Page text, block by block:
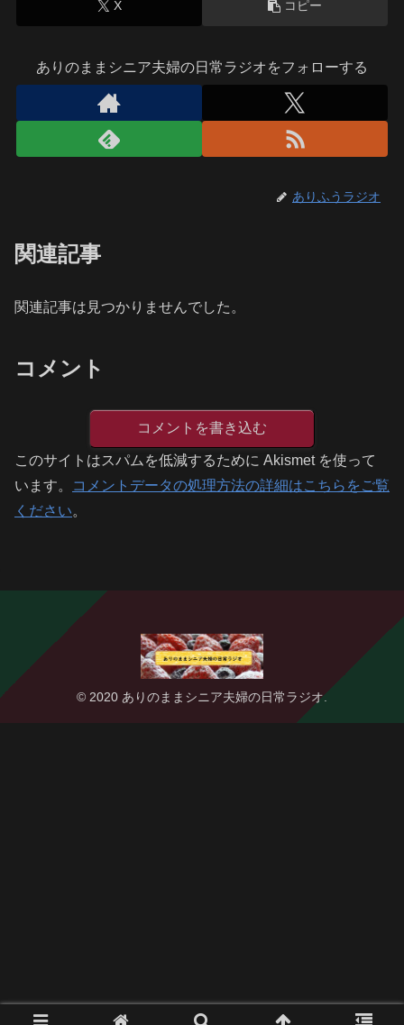
X コピー
ありのままシニア夫婦の日常ラジオをフォローする
ありふうラジオ
関連記事
関連記事は見つかりませんでした。
コメント
コメントを書き込む
このサイトはスパムを低減するために Akismet を使って
います。
コメントデータの処理方法の詳細はこちらをご覧
ください。
© 2020 ありのままシニア夫婦の日常ラジオ.